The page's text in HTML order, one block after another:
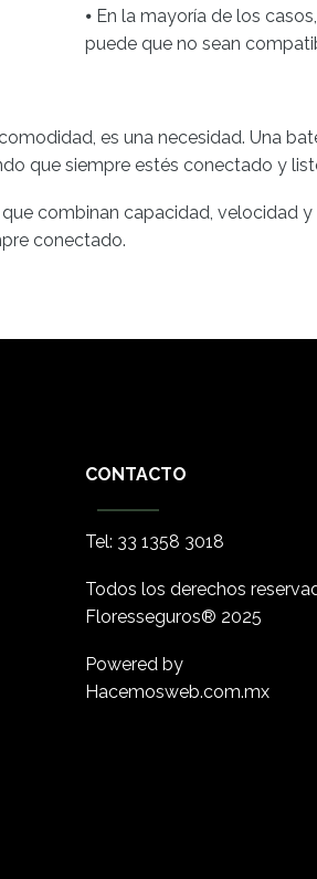
⦁ En la mayoría de los
puede que no sean
es una necesidad. Una
que siempre estés conectado y
combinan capacidad, velocidad
conectado.
CONTACTO
Tel: 33 1358 3018
Todos los derechos
Floresseguros® 2025
Powered by
Hacemosweb.com.mx